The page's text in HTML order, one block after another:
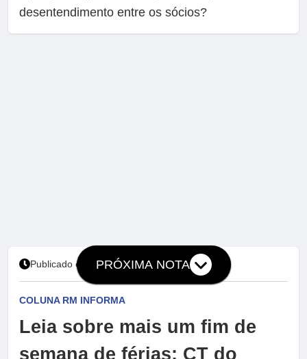
desentendimento entre os sócios?
Publicado em 25 de julho de 2026 às 20:37
COLUNA RM INFORMA
Leia sobre mais um fim de
semana de férias; CT do
PRÓXIMA NOTA